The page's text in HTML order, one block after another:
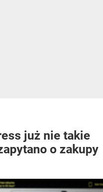
już nie takie
o zakupy